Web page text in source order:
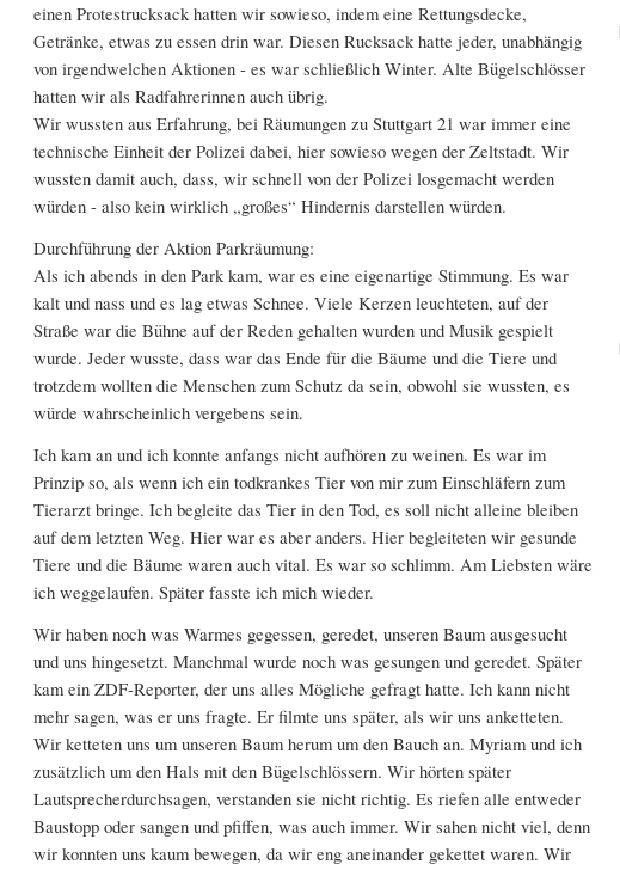
einen Protestrucksack hatten wir sowieso, indem eine Rettungsdecke,
Getränke, etwas zu essen drin war. Diesen Rucksack hatte jeder, unabhängig
von irgendwelchen Aktionen - es war schließlich Winter. Alte Bügelschlösser
hatten wir als Radfahrerinnen auch übrig.
Wir wussten aus Erfahrung, bei Räumungen zu Stuttgart 21 war immer eine
technische Einheit der Polizei dabei, hier sowieso wegen der Zeltstadt. Wir
wussten damit auch, dass, wir schnell von der Polizei losgemacht werden
würden - also kein wirklich „großes“ Hindernis darstellen würden.
Durchführung der Aktion Parkräumung:
Als ich abends in den Park kam, war es eine eigenartige Stimmung. Es war
kalt und nass und es lag etwas Schnee. Viele Kerzen leuchteten, auf der
Straße war die Bühne auf der Reden gehalten wurden und Musik gespielt
wurde. Jeder wusste, dass war das Ende für die Bäume und die Tiere und
trotzdem wollten die Menschen zum Schutz da sein, obwohl sie wussten, es
würde wahrscheinlich vergebens sein.
Ich kam an und ich konnte anfangs nicht aufhören zu weinen. Es war im
Prinzip so, als wenn ich ein todkrankes Tier von mir zum Einschläfern zum
Tierarzt bringe. Ich begleite das Tier in den Tod, es soll nicht alleine bleiben
auf dem letzten Weg. Hier war es aber anders. Hier begleiteten wir gesunde
Tiere und die Bäume waren auch vital. Es war so schlimm. Am Liebsten wäre
ich weggelaufen. Später fasste ich mich wieder.
Wir haben noch was Warmes gegessen, geredet, unseren Baum ausgesucht
und uns hingesetzt. Manchmal wurde noch was gesungen und geredet. Später
kam ein ZDF-Reporter, der uns alles Mögliche gefragt hatte. Ich kann nicht
mehr sagen, was er uns fragte. Er filmte uns später, als wir uns anketteten.
Wir ketteten uns um unseren Baum herum um den Bauch an. Myriam und ich
zusätzlich um den Hals mit den Bügelschlössern. Wir hörten später
Lautsprecherdurchsagen, verstanden sie nicht richtig. Es riefen alle entweder
Baustopp oder sangen und pfiffen, was auch immer. Wir sahen nicht viel, denn
wir konnten uns kaum bewegen, da wir eng aneinander gekettet waren. Wir